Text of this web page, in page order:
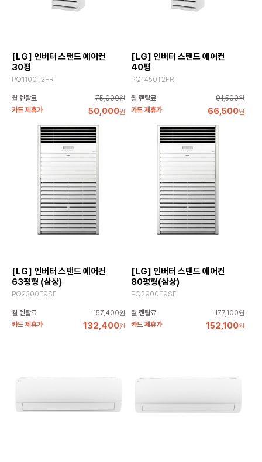
[LG] 인버터 스탠드 에어컨
30평
PQ1100T2FR
월 렌탈료
75,000원
카드 제휴가
50,000원
[LG] 인버터 스탠드 에어컨
40평
PQ1450T2FR
월 렌탈료
91,500원
카드 제휴가
66,500원
[LG] 인버터 스탠드 에어컨
63평형 (삼상)
PQ2300F9SF
월 렌탈료
157,400원
카드 제휴가
132,400원
[LG] 인버터 스탠드 에어컨
80평형(삼상)
PQ2900F9SF
월 렌탈료
177,100원
카드 제휴가
152,100원